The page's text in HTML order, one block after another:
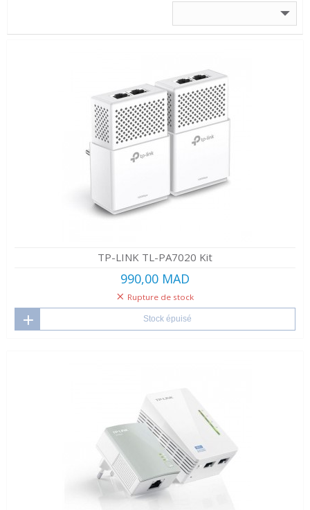
TP-LINK TL-PA7020 Kit
990,00 MAD
Rupture de stock
Stock épuisé